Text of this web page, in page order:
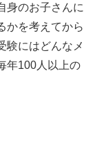
身のお子さんに
かを考えてから
験にはどんなメ
年100人以上の